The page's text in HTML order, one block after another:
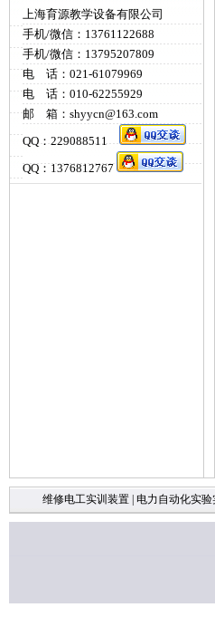
上海育源教学设备有限公司
手机/微信：13761122688
手机/微信：13795207809
电 话：021-61079969
电 话：010-62255929
邮 箱：shyycn@163.com
QQ：229088511
QQ：1376812767
维修电工实训装置 电力自动化实验